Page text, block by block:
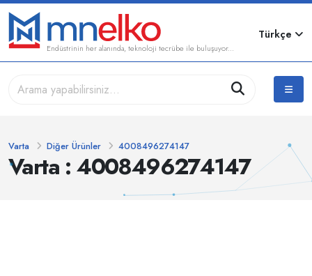
Endüstrinin her alanında, teknoloji tecrübe ile buluşuyor...
Türkçe
Varta : 4008496274147
Varta Diğer Ürünler 4008496274147